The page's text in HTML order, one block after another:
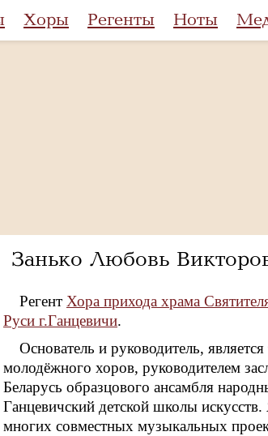
Хоры Регенты Ноты
Занько Любовь
Регент Хора прихода храма
Руси г.Ганцевичи.
Основатель и руководитель,
молодёжного хоров, руководителем
Беларусь образцового ансамбля
Ганцевичский детской школы
многих совместных музыкальных